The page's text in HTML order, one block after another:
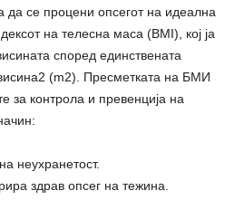
да се процени опсегот на идеална
на телесна маса (BMI), кој ја
според единствената
(m2). Пресметката на БМИ
за контрола и превенција на
неухранетост.
здрав опсег на тежина.